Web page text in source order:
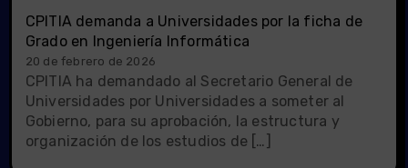
CPITIA demanda a Universidades por la ficha de
Grado en Ingeniería Informática
20 de febrero de 2026
CPITIA ha demandado al Secretario General de
Universidades por Universidades a someter al
Gobierno, para su aprobación, la estructura y
organización de los estudios de […]